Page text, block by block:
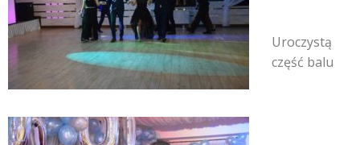
Uroczystą
część balu